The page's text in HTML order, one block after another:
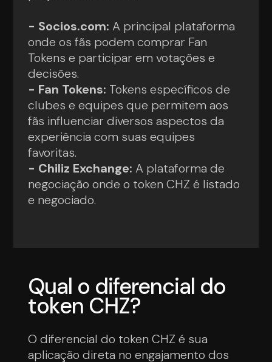
- Socios.com: A principal plataforma
onde os fãs podem comprar Fan
Tokens e participar em votações e
decisões.
- Fan Tokens: Tokens específicos de
clubes e equipes que permitem aos
fãs influenciar diversos aspectos da
experiência com suas equipes
favoritas.
- Chiliz Exchange: A plataforma de
negociação onde o token CHZ é listado
e negociado.
Qual o diferencial do
token CHZ?
O diferencial do token CHZ é sua
aplicação direta no engajamento dos